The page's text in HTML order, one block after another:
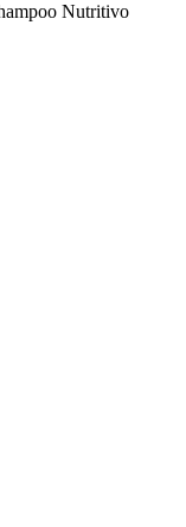
Nutritivo